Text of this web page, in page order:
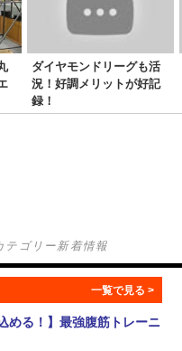
ダイヤモンドリーグも活
況！好調メリットが好記
録！
テゴリー新着情報
める！】最強腹筋トレーニ